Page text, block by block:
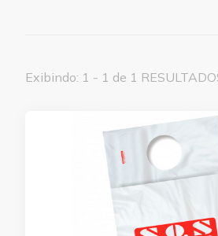
Exibindo: 1 - 1 de 1